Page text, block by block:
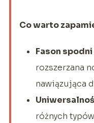
Co warto
Fason
rozszerzana
nawiązująca
różnych